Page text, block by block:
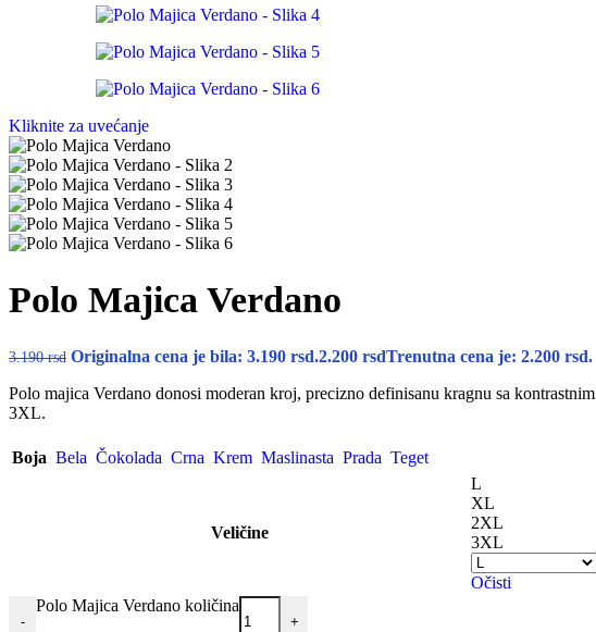
Kliknite za uvećanje
Polo Majica Verdano
3.190rsd Originalna cena je bila: 3.190 rsd.2.200 rsdTrenutna cena je: 2.200 rsd.
Polo majica Verdano donosi moderan kroj, precizno definisanu kragnu sa
3XL.
Boja Bela Čokolada Crna Krem Maslinasta Prada Teget
Veličine
L
XL
2XL
3XL
Očisti
-
Polo Majica Verdano količina
+